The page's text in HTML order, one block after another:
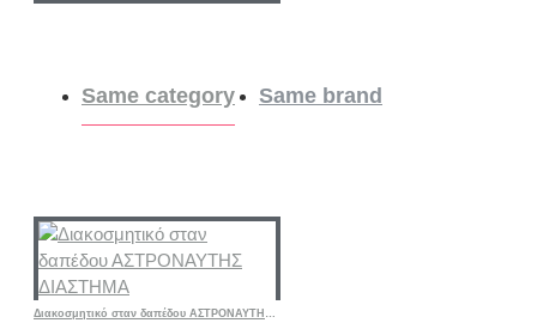
Same category Same brand
Διακοσμητικό σταν δαπέδου ΑΣΤΡΟΝΑΥΤΗΣ ΔΙΑΣΤΗΜΑ